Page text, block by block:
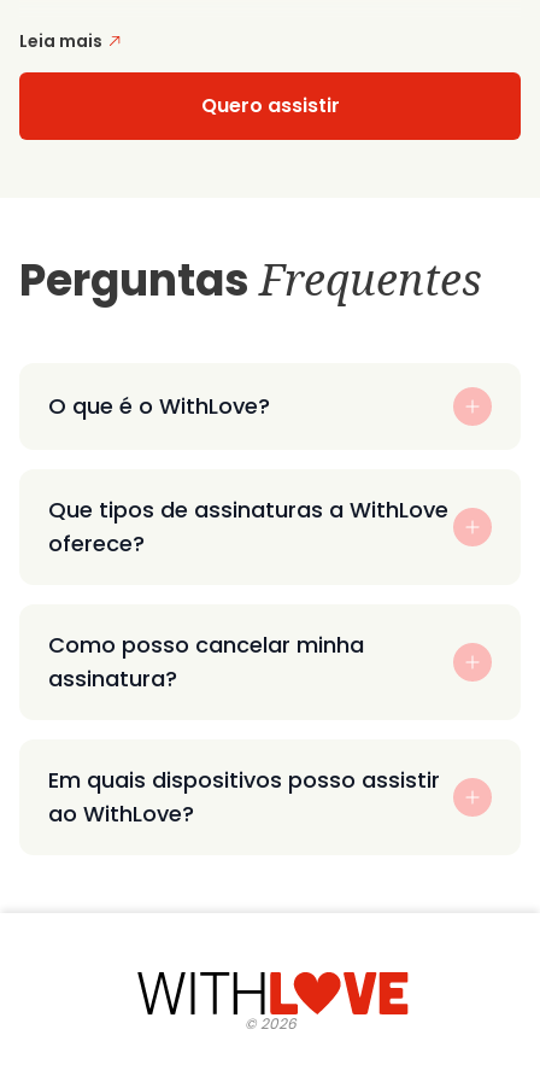
Leia mais
Quero assistir
PerguntasFrequentes
O que é o WithLove?
Que tipos de assinaturas a WithLove
oferece?
Como posso cancelar minha
assinatura?
Em quais dispositivos posso assistir
ao WithLove?
©2026